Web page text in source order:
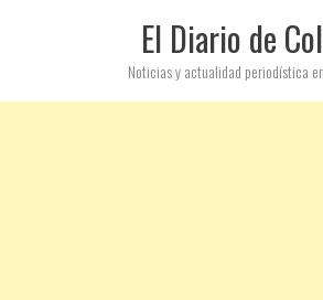
El Diario de
Noticias y actualidad periodística